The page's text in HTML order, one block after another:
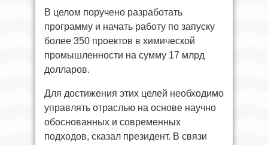
В целом поручено разработать
программу и начать работу по запуску
более 350 проектов в химической
промышленности на сумму 17 млрд
долларов.
Для достижения этих целей необходимо
управлять отраслью на основе научно
обоснованных и современных
подходов, сказал президент. В связи